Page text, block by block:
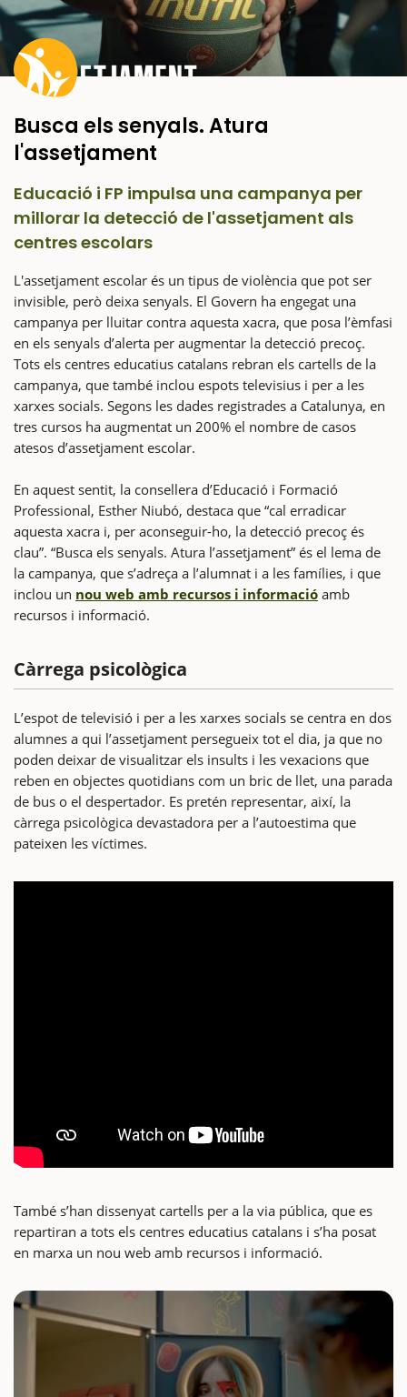
Busca els senyals. Atura
l'assetjament
Educació i FP impulsa una campanya per
millorar la detecció de l'assetjament als
centres escolars
L'assetjament escolar és un tipus de violència que pot ser
invisible, però deixa senyals. ​El Govern ha engegat una
campanya per lluitar contra aquesta xacra, que posa l’èmfasi
en els senyals d’alerta per augmentar la detecció precoç.
Tots els centres educatius catalans rebran els cartells de la
campanya, que també inclou espots televisius i per a les
xarxes socials. Segons les dades registrades a Catalunya, en
tres cursos ha augmentat un 200% el nombre de casos
atesos d’assetjament escolar.
En aquest sentit, la consellera d’Educació i Formació
Professional, Esther Niubó, destaca que “cal erradicar
aquesta xacra i, per aconseguir-ho, la detecció precoç és
clau”. “Busca els senyals. Atura l’assetjament” és el lema de
la campanya, que s’adreça a l’alumnat i a les famílies, i que
inclou un nou web amb recursos i informació amb
recursos i informació.
Càrrega psicològica
L’espot de televisió i per a les xarxes socials se centra en dos
alumnes a qui l’assetjament persegueix tot el dia, ja que no
poden deixar de visualitzar els insults i les vexacions que
reben en objectes quotidians com un bric de llet, una parada
de bus o el despertador. Es pretén representar, així, la
càrrega psicològica devastadora per a l’autoestima que
pateixen les víctimes.
També s’han dissenyat cartells per a la via pública, que es
repartiran a tots els centres educatius catalans i s’ha posat
en marxa un nou web amb recursos i informació.